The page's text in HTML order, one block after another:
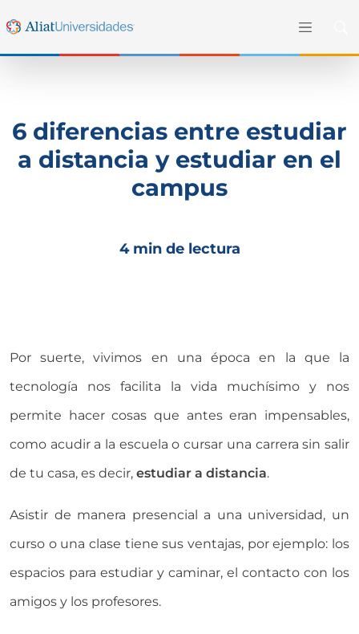
6 diferencias entre estudiar
a distancia y estudiar en el
campus
4 min de lectura
Por suerte, vivimos en una época en la que la
tecnología nos facilita la vida muchísimo y nos
permite hacer cosas que antes eran impensables,
como acudir a la escuela o cursar una carrera sin salir
de tu casa, es decir, estudiar a distancia.
Asistir de manera presencial a una universidad, un
curso o una clase tiene sus ventajas, por ejemplo: los
espacios para estudiar y caminar, el contacto con los
amigos y los profesores.